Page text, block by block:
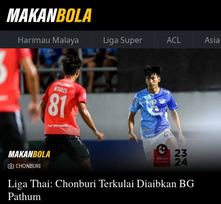
Harimau Malaya Liga Super ACL
CHONBURI
Liga Thai: Chonburi Terkulai Diaibkan BG
Pathum